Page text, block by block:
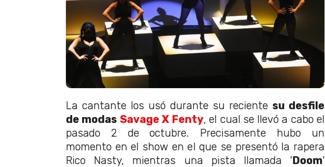
La cantante los usó durante su reciente su desfile
de modas Savage X Fenty, el cual se llevó a cabo el
pasado 2 de octubre. Precisamente hubo un
momento en el show en el que se presentó la rapera
Rico Nasty, mientras una pista llamada 'Doom'